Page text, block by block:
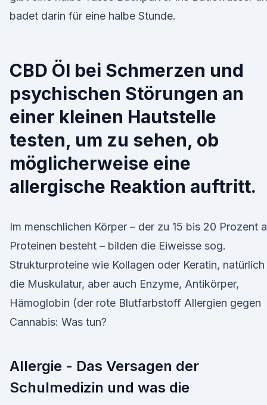
badet darin für eine halbe Stunde.
CBD Öl bei Schmerzen und
psychischen Störungen an
einer kleinen Hautstelle
testen, um zu sehen, ob
möglicherweise eine
allergische Reaktion auftritt.
Im menschlichen Körper – der zu 15 bis 20 Prozent
Proteinen besteht – bilden die Eiweisse sog.
Strukturproteine wie Kollagen oder Keratin, natürlich
die Muskulatur, aber auch Enzyme, Antikörper,
Hämoglobin (der rote Blutfarbstoff Allergien gegen
Cannabis: Was tun?
Allergie - Das Versagen der
Schulmedizin und was die